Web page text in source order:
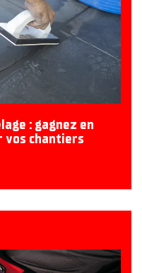
: gagnez en
chantiers